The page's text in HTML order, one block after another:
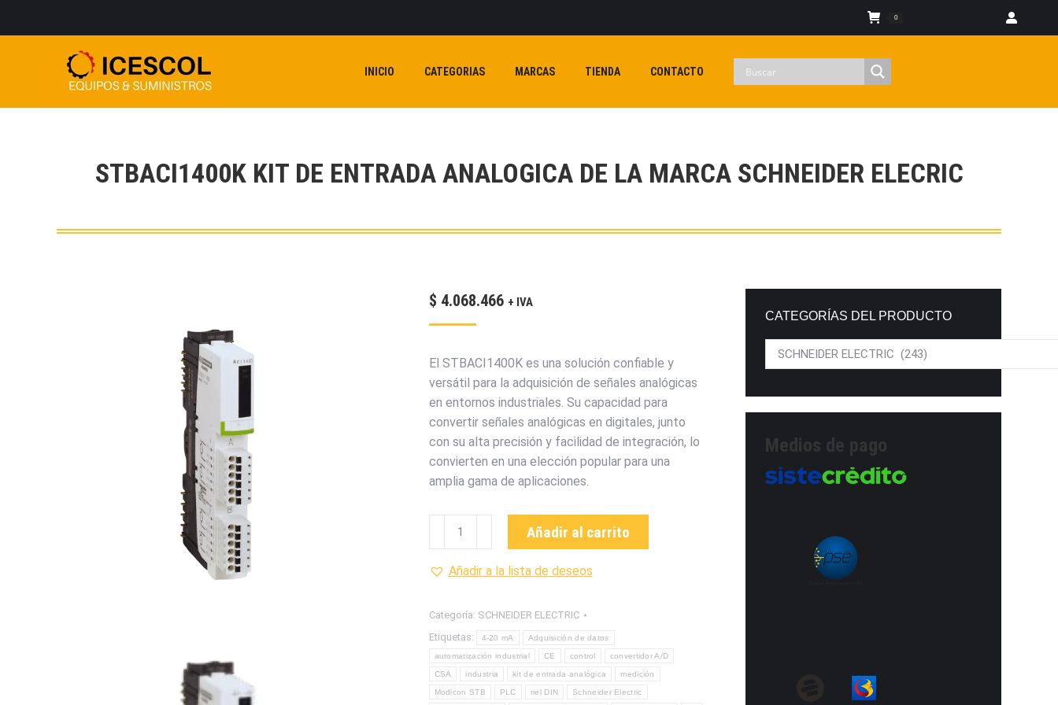
0
INICIO CATEGORIAS MARCAS TIENDA CONTACTO
STBACI1400K KIT DE ENTRADA ANALOGICA DE LA MARCA SCHNEIDER ELECRIC
$ 4.068.466 + IVA
El STBACI1400K es una solución confiable y
versátil para la adquisición de señales analógicas
en entornos industriales. Su capacidad para
convertir señales analógicas en digitales, junto
con su alta precisión y facilidad de integración, lo
convierten en una elección popular para una
amplia gama de aplicaciones.
STBACI1400K
DE
DE
LA
MARCA
SCHNEIDER
Añadir al carrito
Añadir a la lista de deseos
Categoría: SCHNEIDER ELECTRIC
Etiquetas:
4-20 mA Adquisición de datos
automatización industrial CE control convertidor A/D
CSA industria kit de entrada analógica medición
Modicon STB PLC riel DIN Schneider Electric
CATEGORÍAS DEL PRODUCTO
Medios de pago